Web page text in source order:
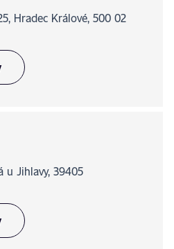
Hradec Králové, 500 02
u Jihlavy, 39405